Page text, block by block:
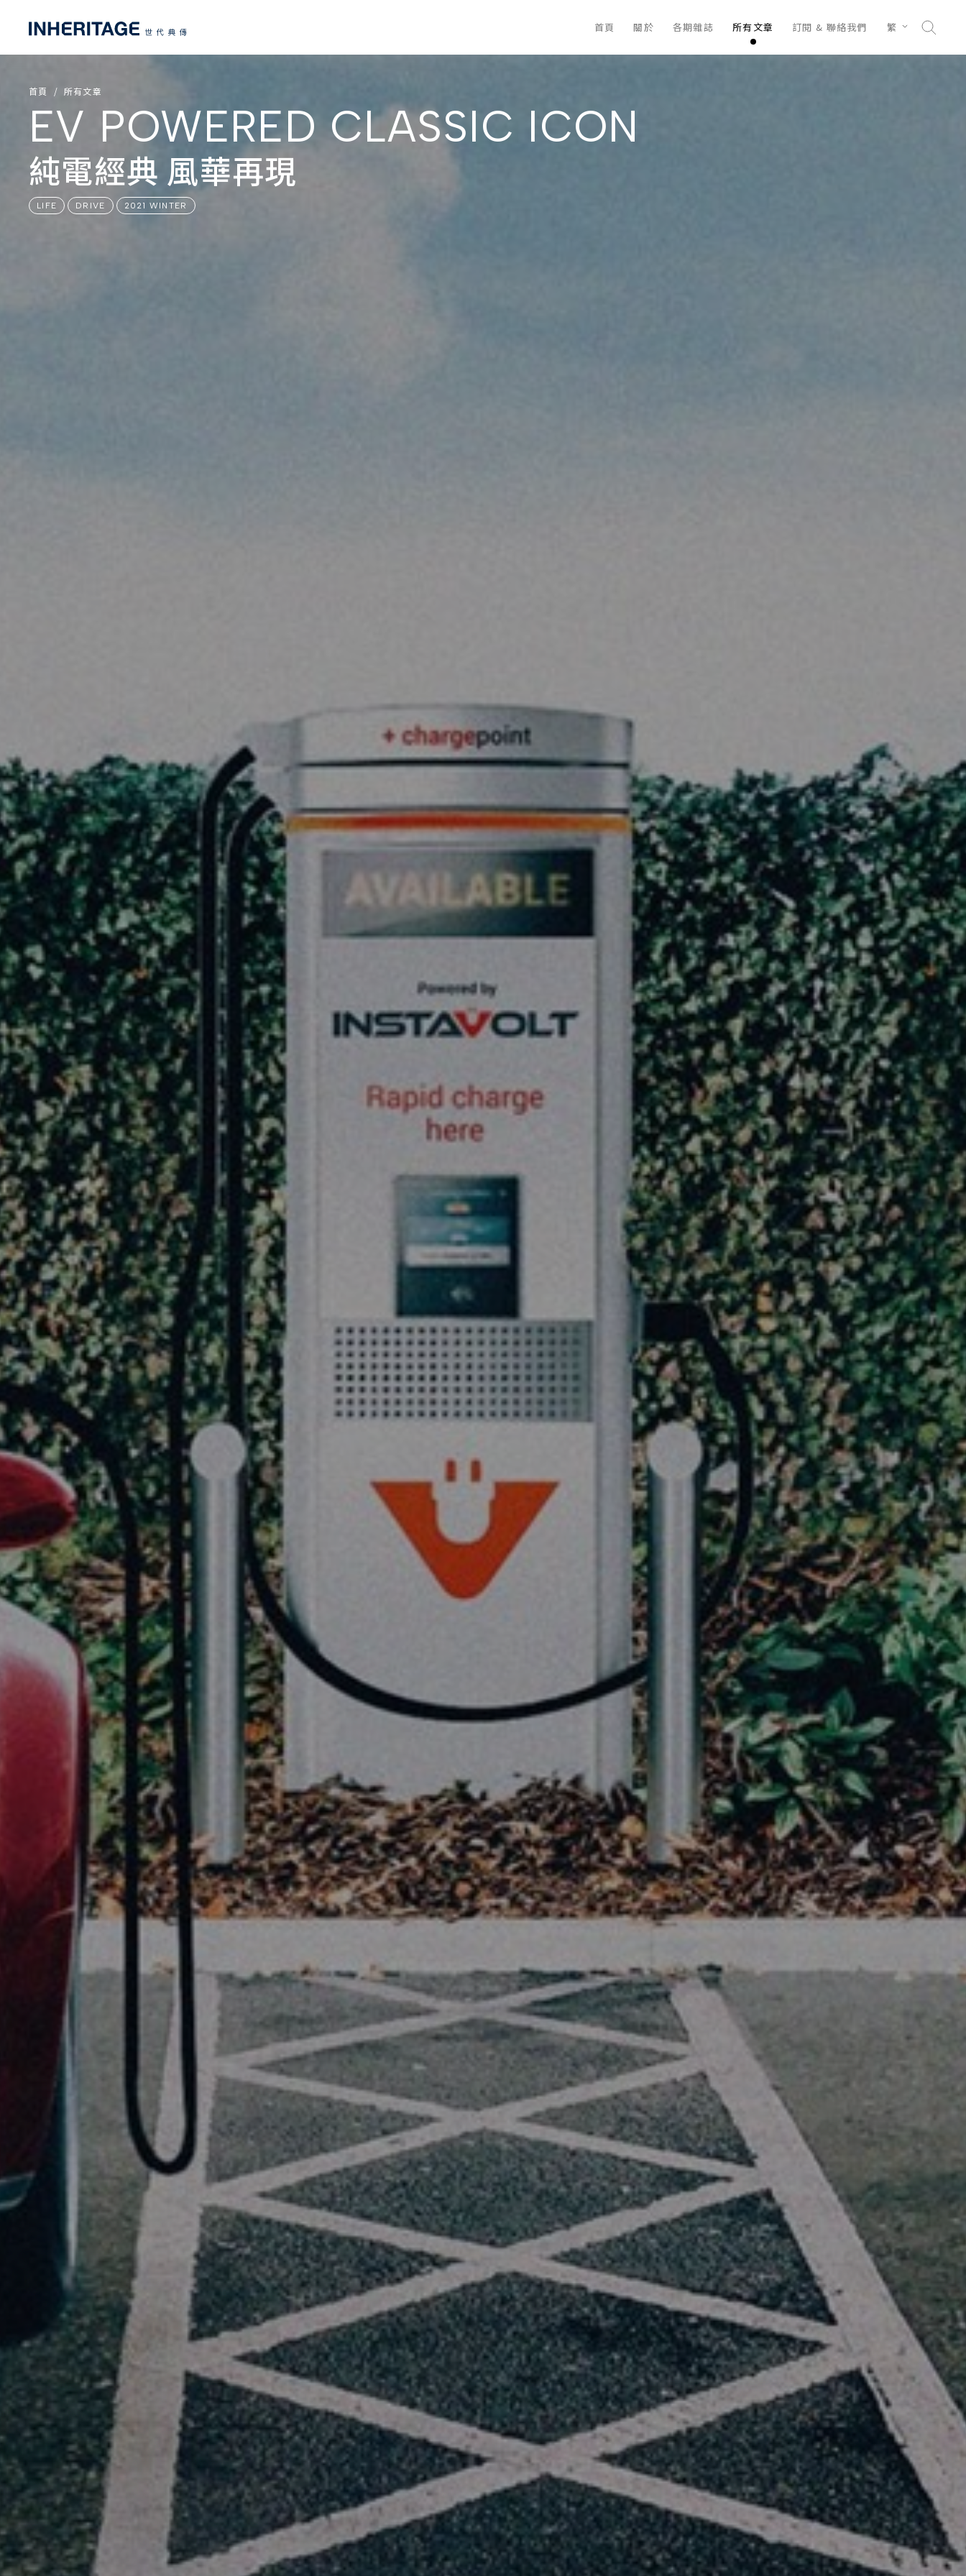
首頁 關於 各期雜誌 所有文章 訂閱 & 聯絡我們 繁
首頁 所有文章
EV POWERED CLASSIC ICON
純電經典 風華再現
LIFE DRIVE 2021 WINTER